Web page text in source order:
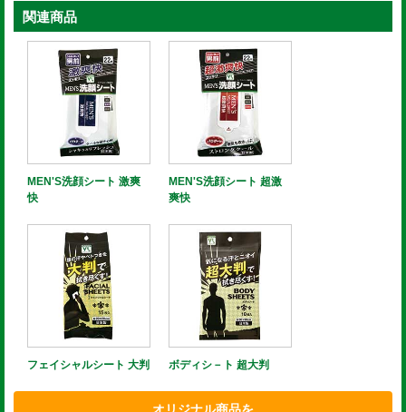
関連商品
MEN'S洗顔シート 激爽
快
MEN'S洗顔シート 超激
爽快
フェイシャルシート 大判 ボディシ－ト 超大判
オリジナル商品を